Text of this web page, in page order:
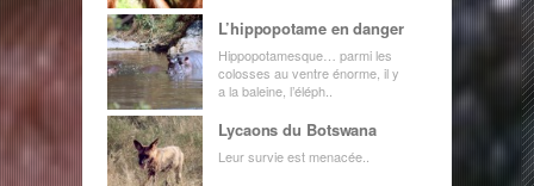
L’hippopotame en danger
Hippopotamesque… parmi les
colosses au ventre énorme, il y
a la baleine, l’éléph..
Lycaons du Botswana
Leur survie est menacée..